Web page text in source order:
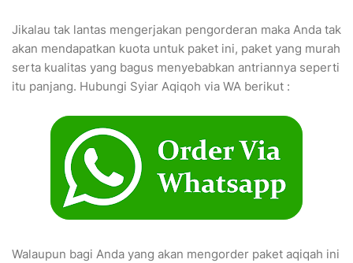
Jikalau tak lantas mengerjakan pengorderan maka Anda tak
akan mendapatkan kuota untuk paket ini, paket yang murah
serta kualitas yang bagus menyebabkan antriannya seperti
itu panjang. Hubungi Syiar Aqiqoh via WA berikut :
Walaupun bagi Anda yang akan mengorder paket aqiqah ini